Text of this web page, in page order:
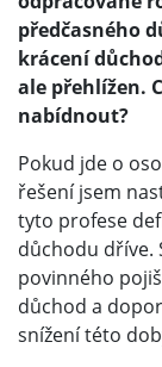
předčasného
krácení
ale přehlížen.
nabídnout?
Pokud jde o
řešení jsem
tyto profese
důchodu dříve.
povinného
důchod a
snížení této